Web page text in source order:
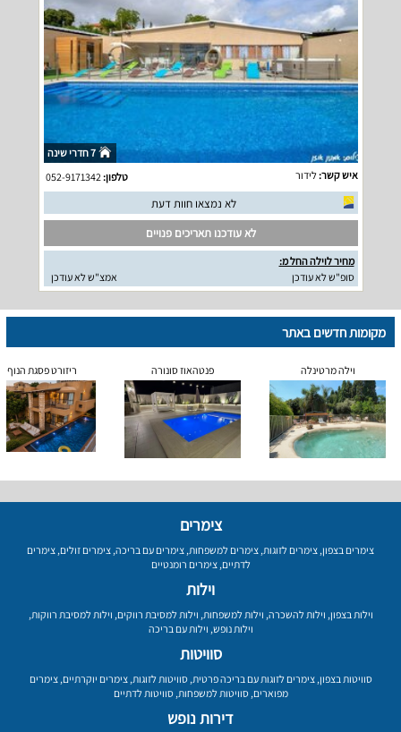
7 חדרי שינה
איש קשר:לידור טלפון:
לא נמצאו חוות דעת
לא עודכנו תאריכים פנויים
מחיר לוילה החל מ:
סופ"ש לא עודכן
אמצ"ש לא עודכן
מקומות חדשים באתר
וילה מרטינלה פנטהאוז סונורה ריזורט פסגת הנוף
צימרים
צימרים בצפון, צימרים לזוגות, צימרים למשפחות, צימרים עם בריכה, צימרים זולים, צימרים
לדתיים,צימרים רומנטיים
וילות
וילות בצפון, וילות להשכרה, וילות למשפחות, וילות למסיבת רווקים, וילות למסיבת רווקות,
וילות נופש, וילות עם בריכה
סוויטות
סוויטות בצפון,צימרים לזוגות עם בריכה פרטית,סוויטות לזוגות,צימרים יוקרתיים,צימרים
מפוארים,סוויטות למשפחות,סוויטות לדתיים
דירות נופש